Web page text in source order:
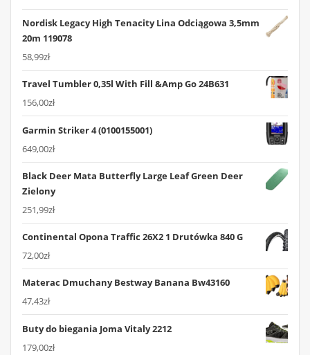
Nordisk Legacy High Tenacity Lina Odciągowa 3,5mm
20m 119078
58,99zł
Travel Tumbler 0,35l With Fill &Amp Go 24B631
156,00zł
Garmin Striker 4 (0100155001)
649,00zł
Black Deer Mata Butterfly Large Leaf Green Deer
Zielony
251,99zł
Continental Opona Traffic 26X2 1 Drutówka 840 G
72,00zł
Materac Dmuchany Bestway Banana Bw43160
47,43zł
Buty do biegania Joma Vitaly 2212
179,00zł